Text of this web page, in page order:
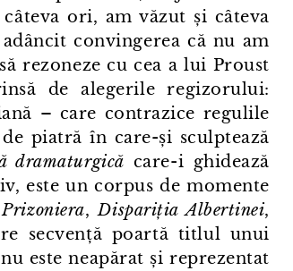
ori, am văzut și câteva
convingerea că nu am
rezoneze cu cea a lui Proust
de alegerile regizorului:
– care contrazice regulile
piatră în care-și sculptează
dramaturgică care⁠-⁠i ghidează
este un corpus de momente
Prizoniera,Dispariția Albertinei,
secvență poartă titlul unui
este neapărat și reprezentat